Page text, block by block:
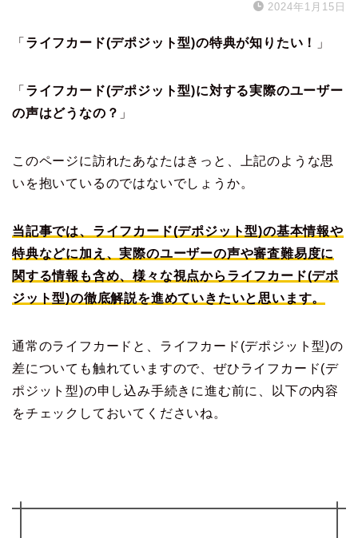
2024年1月15日
「 ライフカード(デポジット型)の特典が知りたい！ 」
「 ライフカード(デポジット型)に対する実際のユーザー
の声はどうなの？ 」
このページに訪れたあなたはきっと、上記のような思
いを抱いているのではないでしょうか。
当記事では、ライフカード(デポジット型)の基本情報や
特典などに加え、実際のユーザーの声や審査難易度に
関する情報も含め、様々な視点からライフカード(デポ
ジット型)の徹底解説を進めていきたいと思います。
通常のライフカードと、ライフカード(デポジット型)の
差についても触れていますので、ぜひライフカード(デ
ポジット型)の申し込み手続きに進む前に、以下の内容
をチェックしておいてくださいね。